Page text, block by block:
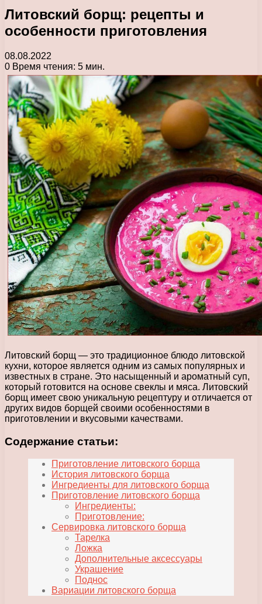
Литовский борщ: рецепты и
особенности приготовления
08.08.2022
0 Время чтения: 5 мин.
Литовский борщ — это традиционное блюдо литовской
кухни, которое является одним из самых популярных и
известных в стране. Это насыщенный и ароматный суп,
который готовится на основе свеклы и мяса. Литовский
борщ имеет свою уникальную рецептуру и отличается от
других видов борщей своими особенностями в
приготовлении и вкусовыми качествами.
Содержание статьи:
Приготовление литовского борща
История литовского борща
Ингредиенты для литовского борща
Приготовление литовского борща
Ингредиенты:
Приготовление:
Сервировка литовского борща
Тарелка
Ложка
Дополнительные аксессуары
Украшение
Поднос
Вариации литовского борща